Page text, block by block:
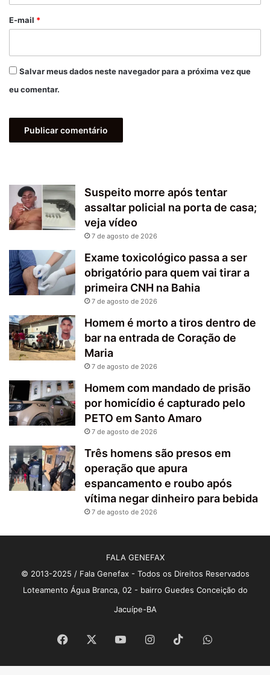
*
E-mail *
Salvar meus dados neste navegador para a próxima vez que
eu comentar.
Suspeito morre após tentar
assaltar policial na porta de casa;
veja vídeo
7 de agosto de 2026
Exame toxicológico passa a ser
obrigatório para quem vai tirar a
primeira CNH na Bahia
7 de agosto de 2026
Homem é morto a tiros dentro de
bar na entrada de Coração de
Maria
7 de agosto de 2026
Homem com mandado de prisão
por homicídio é capturado pelo
PETO em Santo Amaro
7 de agosto de 2026
Três homens são presos em
operação que apura
espancamento e roubo após
vítima negar dinheiro para bebida
7 de agosto de 2026
FALA GENEFAX
© 2013-2025 / Fala Genefax - Todos os Direitos Reservados
Loteamento Água Branca, 02 - bairro Guedes Conceição do
Jacuípe-BA
Facebook YouTubeInstagram
TikTokWhatsApp